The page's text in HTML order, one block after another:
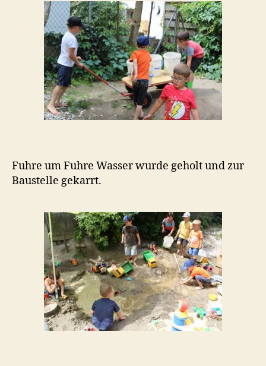
Fuhre um Fuhre Wasser wurde geholt und zur
Baustelle gekarrt.